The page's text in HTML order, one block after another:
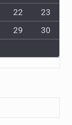
22
23
29
30